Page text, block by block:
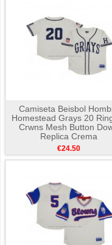
Camiseta Beisbol
Homestead Grays 20
Crwns Mesh Button
Replica Crema
€24.50